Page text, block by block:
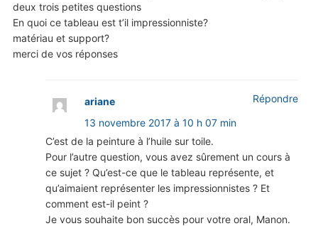
deux trois petites questions
En quoi ce tableau est t’il impressionniste?
matériau et support?
merci de vos réponses
ariane
13 novembre 2017 à 10 h 07 min
C’est de la peinture à l’huile sur toile.
Pour l’autre question, vous avez sûrement un cours à
ce sujet ? Qu’est-ce que le tableau représente, et
qu’aimaient représenter les impressionnistes ? Et
comment est-il peint ?
Je vous souhaite bon succès pour votre oral, Manon.
Répondre